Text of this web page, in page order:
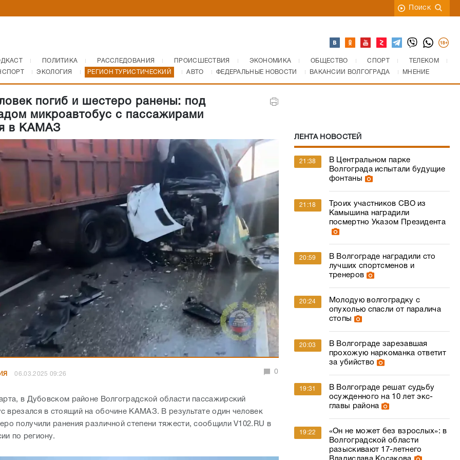
Поиск
ПОЛИТИКА РАССЛЕДОВАНИЯ ПРОИСШЕСТВИЯ ЭКОНОМИКА ОБЩЕСТВО СПОРТ
ТЕЛЕКОМ
ЭКОЛОГИЯ РЕГИОН ТУРИСТИЧЕСКИЙ АВТО ФЕДЕРАЛЬНЫЕ НОВОСТИ ВАКАНСИИ ВОЛГОГРАДА МНЕНИЕ
погиб и шестеро ранены: под
микроавтобус с пассажирами
в КАМАЗ
06.03.2025 09:26 0
в Дубовском районе Волгоградской области пассажирский
врезался в стоящий на обочине КАМАЗ. В результате один человек
получили ранения различной степени тяжести, сообщили V102.RU в
по региону.
ЛЕНТА НОВОСТЕЙ
21:38
В Центральном парке
Волгограда испытали будущие
фонтаны
21:18
Троих участников СВО из
Камышина наградили
посмертно Указом Президента
20:59
В Волгограде наградили сто
лучших спортсменов и
тренеров
20:24
Молодую волгоградку с
опухолью спасли от паралича
стопы
20:03
В Волгограде зарезавшая
прохожую наркоманка ответит
за убийство
19:31
В Волгограде решат судьбу
осужденного на 10 лет экс-
главы района
19:22
«Он не может без взрослых»: в
Волгоградской области
разыскивают 17-летнего